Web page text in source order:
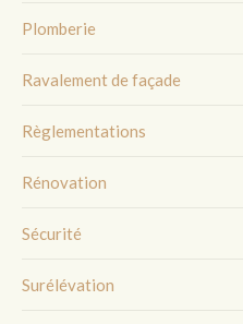
Plomberie
Ravalement de façade
Règlementations
Rénovation
Sécurité
Surélévation